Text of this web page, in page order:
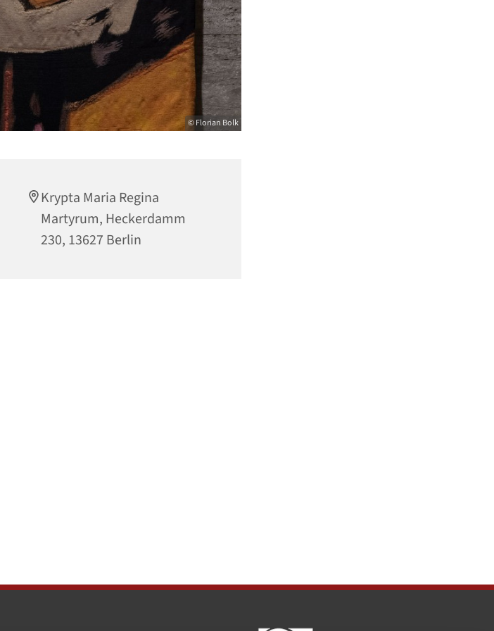
© Florian Bolk
Krypta Maria Regina
Martyrum, Heckerdamm
230, 13627 Berlin